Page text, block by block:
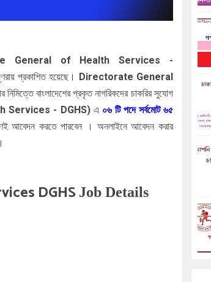
General of Health Services -
প্রকাশিত হয়েছে। Directorate General
বাংলাদেশের প্রকৃত নাগরিকদের চাকরির সুযোগ
Services - DGHS) এ ০৬টি পদে সর্বমোট ৬৫
আবেদন করতে পারবেন । অনলাইনে আবেদন করার
DGHS Job Details